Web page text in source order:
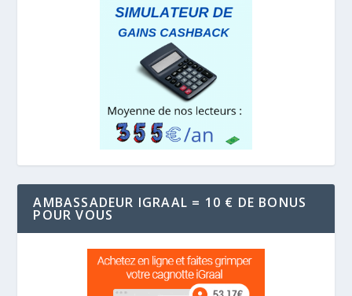
AMBASSADEUR IGRAAL = 10 € DE BONUS
POUR VOUS